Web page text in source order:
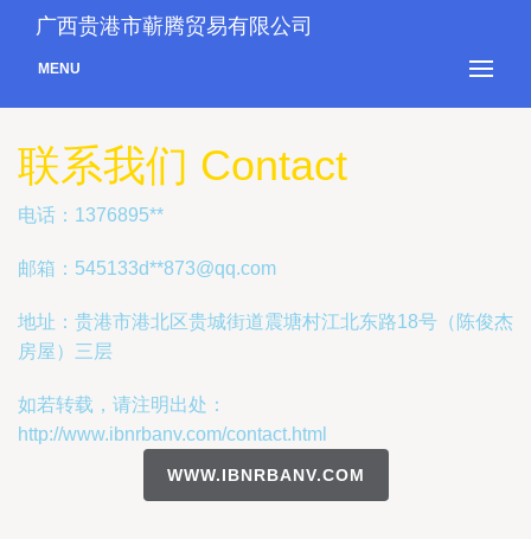
广西贵港市蕲腾贸易有限公司
MENU
联系我们 Contact
电话：1376895**
邮箱：545133d**873@qq.com
地址：贵港市港北区贵城街道震塘村江北东路18号（陈俊杰
房屋）三层
如若转载，请注明出处：
http://www.ibnrbanv.com/contact.html
WWW.IBNRBANV.COM